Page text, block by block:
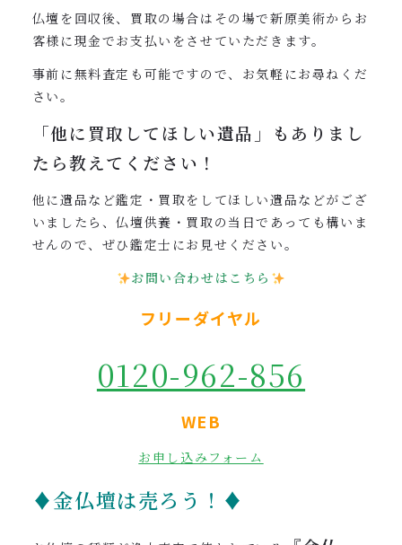
仏壇を回収後、買取の場合はその場で新原美術からお
客様に現金でお支払いをさせていただきます。
事前に無料査定も可能ですので、お気軽にお尋ねくだ
さい。
「他に買取してほしい遺品」も ありまし
たら教えてください！
他に遺品など鑑定・買取をしてほしい遺品などがござ
いましたら、仏壇供養・買取の当日であっても構いま
せんので、ぜひ鑑定士にお見せください。
お問い合わせはこちら
フリーダイヤル
0120-962-856
WEB
お申し込みフォーム
♦金仏壇は売ろう！♦